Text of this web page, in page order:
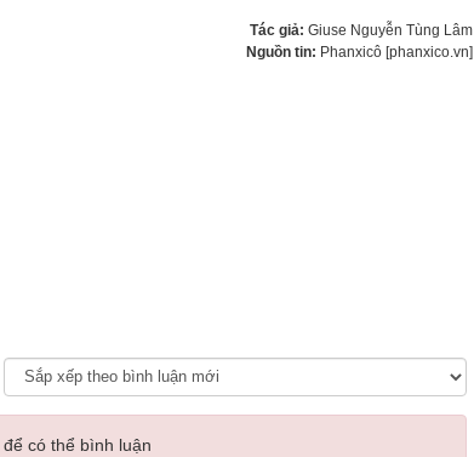
Tác giả: Giuse Nguyễn Tùng Lâm
Nguồn tin: Phanxicô [phanxico.vn]
để có thể bình luận